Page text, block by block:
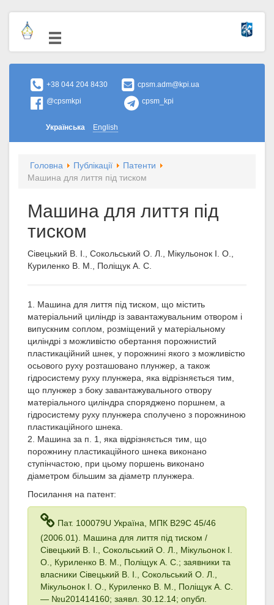
+38 044 204 8430
cpsm.adm@kpi.ua
@cpsmkpi
cpsm_kpi
Українська English
Головна Публікації
Патенти
Машина для лиття під тиском
Машина для лиття під
тиском
Сівецький В. І., Сокольський О. Л., Мікульонок І. О.,
Куриленко В. М., Поліщук А. С.
1. Машина для лиття під тиском, що містить
матеріальний циліндр із завантажувальним отвором і
випускним соплом, розміщений у матеріальному
циліндрі з можливістю обертання порожнистий
пластикаційний шнек, у порожнині якого з можливістю
осьового руху розташовано плунжер, а також
гідросистему руху плунжера, яка відрізняється тим,
що плунжер з боку завантажувального отвору
матеріального циліндра споряджено поршнем, а
гідросистему руху плунжера сполучено з порожниною
пластикаційного шнека.
2. Машина за п. 1, яка відрізняється тим, що
порожнину пластикаційного шнека виконано
ступінчастою, при цьому поршень виконано
діаметром більшим за діаметр плунжера.
Посилання на патент:
Пат. 100079U Україна, МПК B29C 45/46
(2006.01). Машина для лиття під тиском /
Сівецький В. І., Сокольський О. Л., Мікульонок І.
О., Куриленко В. М., Поліщук А. С.; заявники та
власники Сівецький В. І., Сокольський О. Л.,
Мікульонок І. О., Куриленко В. М., Поліщук А. С.
— №u201414160; заявл. 30.12.14; опубл.